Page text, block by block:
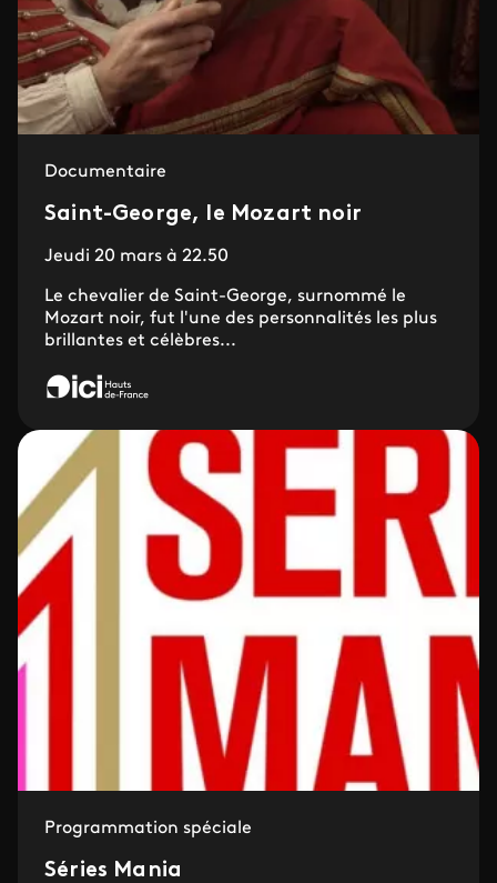
Documentaire
Saint-George, le Mozart noir
Jeudi 20 mars à 22.50
Le chevalier de Saint-George, surnommé le
Mozart noir, fut l'une des personnalités les plus
brillantes et célèbres...
Programmation spéciale
Séries Mania